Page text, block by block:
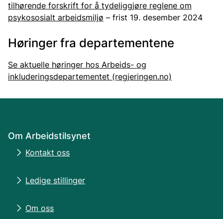
tilhørende forskrift for å tydeliggjøre reglene om
psykososialt arbeidsmiljø – frist 19. desember 2024
Høringer fra departementene
Se aktuelle høringer hos Arbeids- og
inkluderingsdepartementet (regjeringen.no)
Om Arbeidstilsynet
Kontakt oss
Ledige stillinger
Om oss